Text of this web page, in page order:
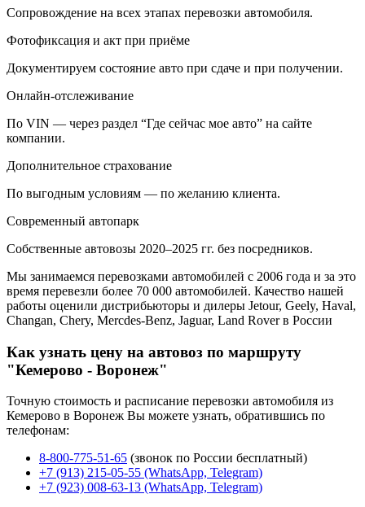
Сопровождение на всех этапах перевозки автомобиля.
Фотофиксация и акт при приёме
Документируем состояние авто при сдаче и при получении.
Онлайн-отслеживание
По VIN — через раздел “Где сейчас мое авто” на сайте
компании.
Дополнительное страхование
По выгодным условиям — по желанию клиента.
Современный автопарк
Собственные автовозы 2020–2025 гг. без посредников.
Мы занимаемся перевозками автомобилей с 2006 года и за это
время перевезли более 70 000 автомобилей. Качество нашей
работы оценили дистрибьюторы и дилеры Jetour, Geely, Haval,
Changan, Chery, Mercdes-Benz, Jaguar, Land Rover в России
Как узнать цену на автовоз по маршруту
"Кемерово - Воронеж"
Точную стоимость и расписание перевозки автомобиля из
Кемерово в Воронеж Вы можете узнать, обратившись по
телефонам:
8-800-775-51-65 (звонок по России бесплатный)
+7 (913) 215-05-55 (WhatsApp, Telegram)
+7 (923) 008-63-13 (WhatsApp, Telegram)